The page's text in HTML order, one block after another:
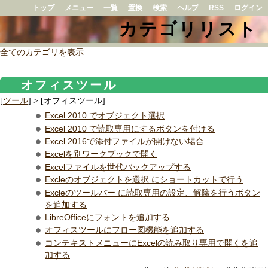
トップ メニュー 一覧 置換 検索 ヘルプ RSS ログイン
カテゴリリスト
全てのカテゴリを表示
オフィスツール
[ツール] > [オフィスツール]
Excel 2010 でオブジェクト選択
Excel 2010 で読取専用にするボタンを付ける
Excel 2016で添付ファイルが開けない場合
Excelを別ワークブックで開く
Excelファイルを世代バックアップする
Excleのオブジェクトを選択 にショートカットで行う
Excleのツールバー に読取専用の設定、解除を行うボタン
を追加する
LibreOfficeにフォントを追加する
オフィスツールにフロー図機能を追加する
コンテキストメニューにExcelの読み取り専用で開くを追
加する